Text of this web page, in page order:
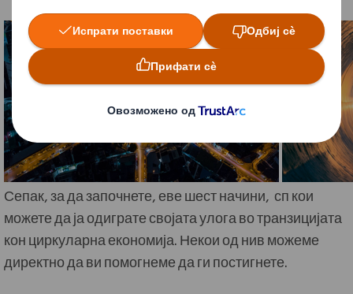
Сепак, за да започнете, еве шест начини, сп кои
можете да ја одиграте својата улога во транзицијата
кон циркуларна економија. Некои од нив можеме
директно да ви помогнеме да ги постигнете.